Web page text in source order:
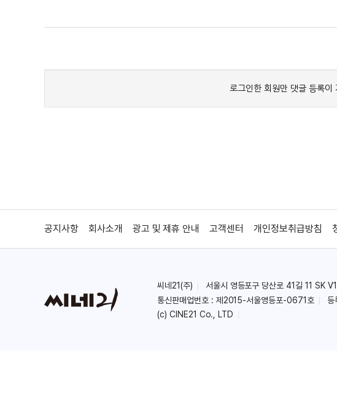
공지사항 회사소개 광고 및 제휴 안내 고객센터 개인정보취급방침
씨네21(주) 서울시 영등포구 당산로 41길 11 SK
통신판매업번호 : 제2015-서울영등포-0671호
(c) CINE21 Co., LTD